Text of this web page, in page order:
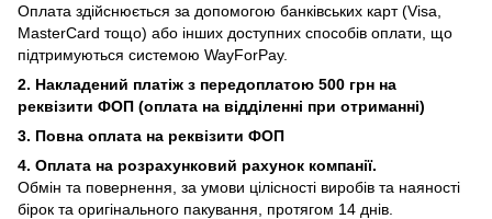
Оплата здійснюється за допомогою банківських карт (Visa,
MasterCard тощо) або інших доступних способів оплати, що
підтримуються системою WayForPay.
2. Накладений платіж з передоплатою 500 грн на
реквізити ФОП (оплата на відділенні при отриманні)
3. Повна оплата на реквізити ФОП
4. Оплата на розрахунковий рахунок компанії.
Обмін та повернення, за умови цілісності виробів та наяності
бірок та оригінального пакування, протягом 14 днів.